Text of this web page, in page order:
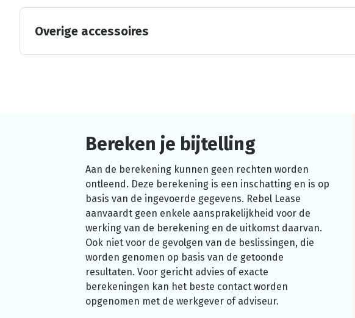
Overige accessoires
Bereken je bijtelling
Aan de berekening kunnen geen rechten worden
ontleend. Deze berekening is een inschatting en is op
basis van de ingevoerde gegevens. Rebel Lease
aanvaardt geen enkele aansprakelijkheid voor de
werking van de berekening en de uitkomst daarvan.
Ook niet voor de gevolgen van de beslissingen, die
worden genomen op basis van de getoonde
resultaten. Voor gericht advies of exacte
berekeningen kan het beste contact worden
opgenomen met de werkgever of adviseur.